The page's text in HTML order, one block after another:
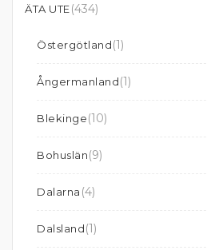
ÄTA UTE(434)
Östergötland(1)
Ångermanland(1)
Blekinge(10)
Bohuslän(9)
Dalarna (4)
Dalsland(1)